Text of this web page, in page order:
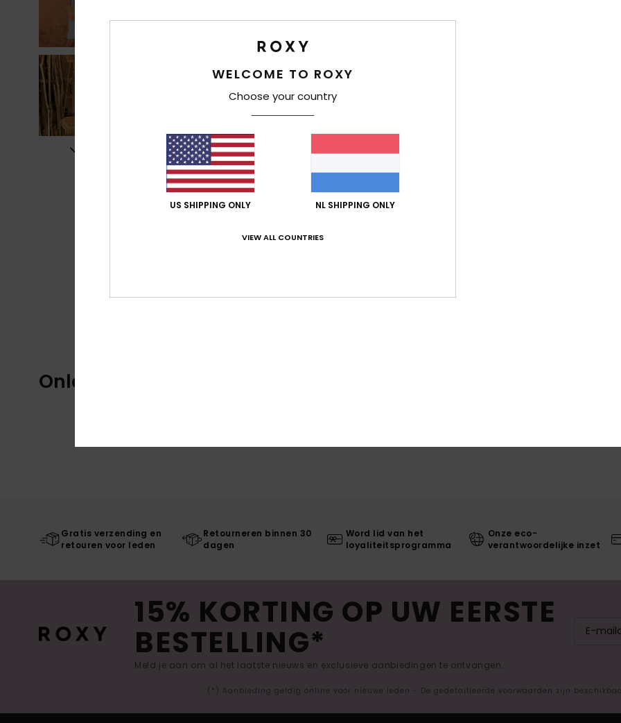
Onlangs bekeken
Gratis verzending en
retouren voor leden
Retourneren binnen 30
dagen
Word lid van het
loyaliteitsprogramma
Onze eco-
verantwoordelijke inzet
15% KORTING OP UW EERSTE
BESTELLING*
Meld je aan om al het laatste nieuws en exclusieve aanbiedingen te ontvangen.
(*) Aanbieding geldig online voor nieuwe leden - De gedetailleerde voorwaarden zijn
WELCOME TO ROXY
Choose your country
US SHIPPING ONLY NL SHIPPING ONLY
VIEW ALL COUNTRIES